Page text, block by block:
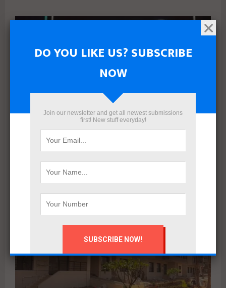
بعد إعادة هيكلة شاملة.. ERG Developments تدشن مرحلة
DO YOU LIKE US? SUBSCRIBE
NOW
Join our newsletter and get all newest submissions
first! New stuff everyday!